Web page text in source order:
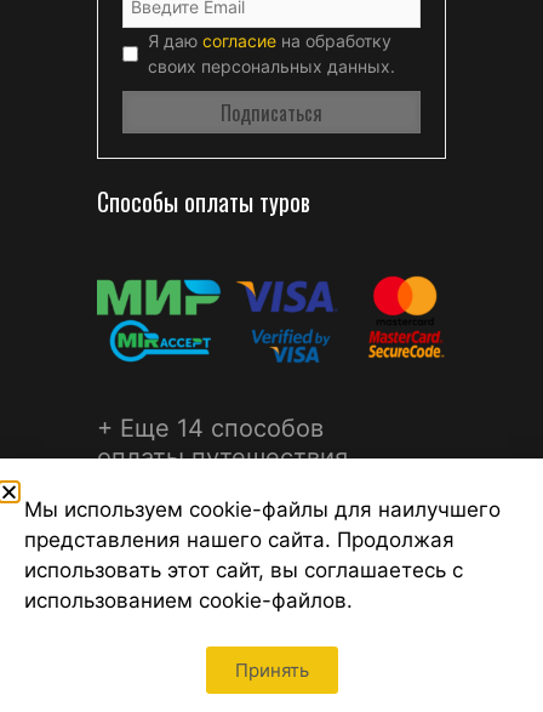
Я даю согласие на обработку
своих персональных данных.
Способы оплаты туров
+ Еще 14 способов
оплаты путешествия
©2026 Турагентство Турсфера - Поиск туров от надежных
Мы используем cookie-файлы для наилучшего
представления нашего сайта. Продолжая
использовать этот сайт, вы соглашаетесь с
использованием cookie-файлов.
Принять